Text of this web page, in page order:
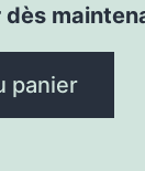
panier